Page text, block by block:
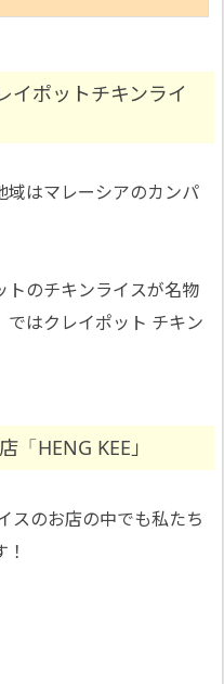
イポットチキンライ
域はマレーシアのカンパ
トのチキンライスが名物
はクレイポット チキン
HENG KEE」
スのお店の中でも私たち